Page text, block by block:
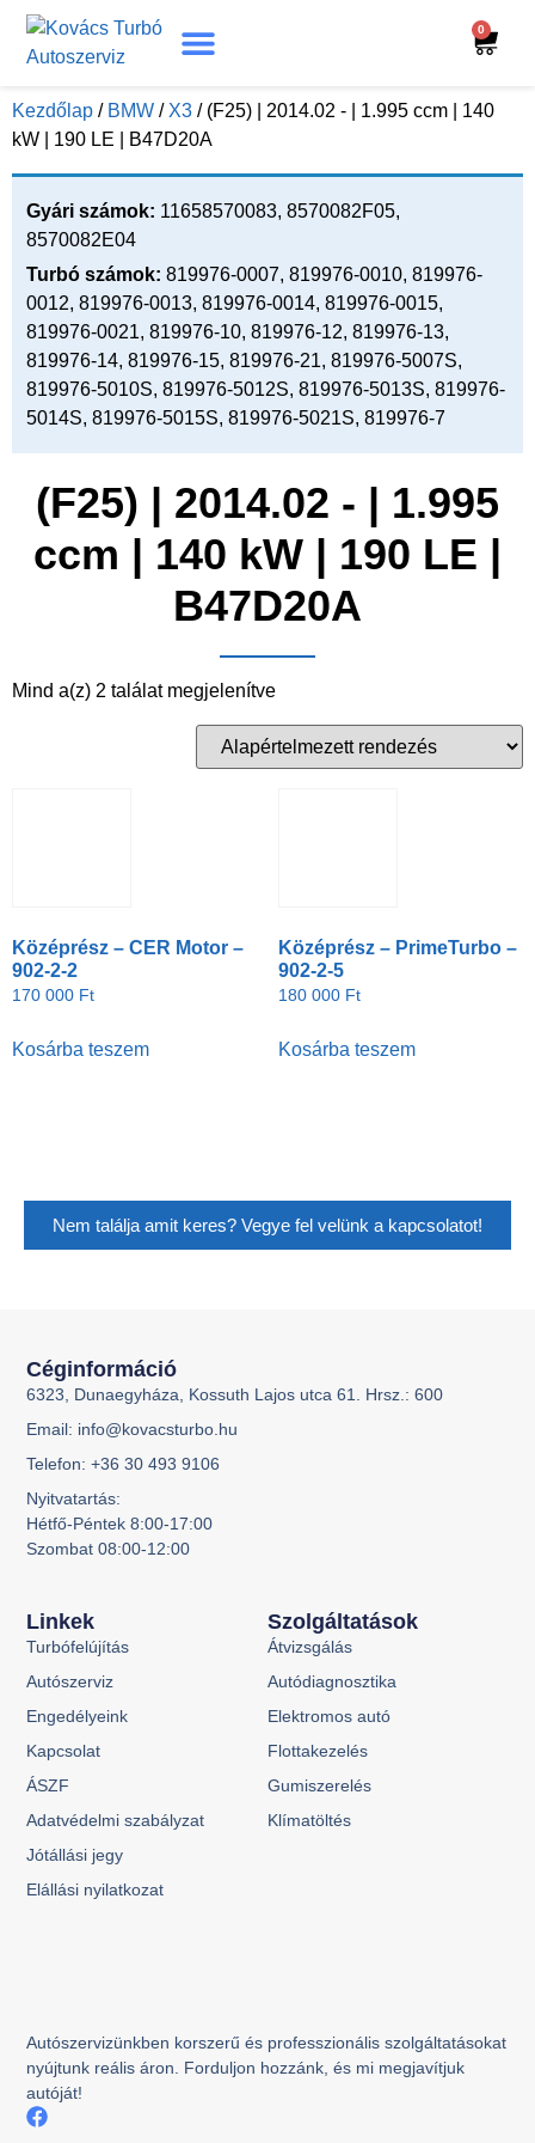
0
Kezdőlap / BMW / X3 / (F25) | 2014.02 - | 1.995 ccm | 140
kW | 190 LE | B47D20A
Gyári számok: 11658570083, 8570082F05,
8570082E04
Turbó számok: 819976-0007, 819976-0010, 819976-
0012, 819976-0013, 819976-0014, 819976-0015,
819976-0021, 819976-10, 819976-12, 819976-13,
819976-14, 819976-15, 819976-21, 819976-5007S,
819976-5010S, 819976-5012S, 819976-5013S, 819976-
5014S, 819976-5015S, 819976-5021S, 819976-7
(F25) | 2014.02 - | 1.995
ccm | 140 kW | 190 LE |
B47D20A
Mind a(z) 2 találat megjelenítve
Középrész – CER Motor –
902-2-2
170 000 Ft
Kosárba teszem
Középrész – PrimeTurbo –
902-2-5
180 000 Ft
Kosárba teszem
Nem találja amit keres? Vegye fel velünk a kapcsolatot!
Autószervizünkben korszerű és professzionális szolgáltatásokat
nyújtunk reális áron. Forduljon hozzánk, és mi megjavítjuk
autóját!
Szolgáltatások
Átvizsgálás
Autódiagnosztika
Elektromos autó
Flottakezelés
Gumiszerelés
Klímatöltés
Linkek
Turbófelújítás
Autószerviz
Engedélyeink
Kapcsolat
ÁSZF
Adatvédelmi szabályzat
Jótállási jegy
Elállási nyilatkozat
Céginformáció
6323, Dunaegyháza, Kossuth Lajos utca 61. Hrsz.: 600
Email: info@kovacsturbo.hu
Telefon: +36 30 493 9106
Nyitvatartás:
Hétfő-Péntek 8:00-17:00
Szombat 08:00-12:00